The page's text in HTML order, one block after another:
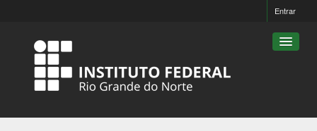
Entrar